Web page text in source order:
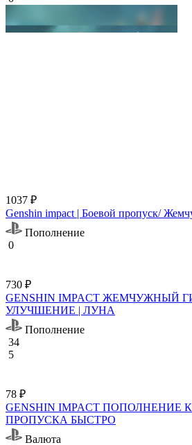
1037 ₽
Genshin impact | Боевой пропуск/
Пополнение
0
730 ₽
GENSHIN IMPACT ЖЕМЧУЖНЫЙ
УЛУЧШЕНИЕ | ЛУНА
Пополнение
34
5
78 ₽
GENSHIN IMPACT ПОПОЛНЕНИЕ
ПРОПУСКА БЫСТРО
Валюта